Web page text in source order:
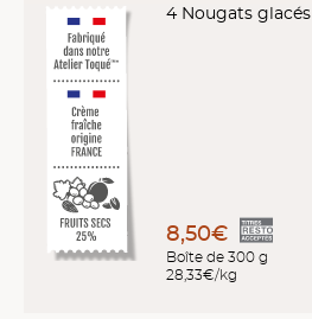
4 Nougats glacés
8,50€
Boîte de 300 g
28,33€/kg